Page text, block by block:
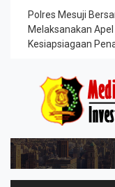
Polres Mesuji
Melaksanakan
Kesiapsiagaan